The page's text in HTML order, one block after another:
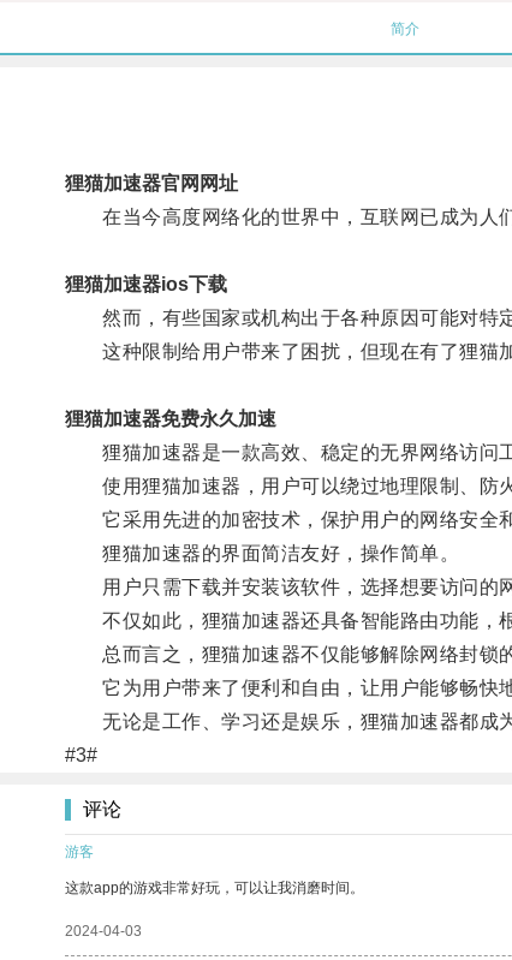
简介
狸猫加速器官网网址
在当今高度网络化的世界中，互联网已成为人们
狸猫加速器ios下载
然而，有些国家或机构出于各种原因可能对特
这种限制给用户带来了困扰，但现在有了狸猫加
狸猫加速器免费永久加速
狸猫加速器是一款高效、稳定的无界网络访问工
使用狸猫加速器，用户可以绕过地理限制、防
它采用先进的加密技术，保护用户的网络安全
狸猫加速器的界面简洁友好，操作简单。
用户只需下载并安装该软件，选择想要访问的
不仅如此，狸猫加速器还具备智能路由功能，
总而言之，狸猫加速器不仅能够解除网络封锁
它为用户带来了便利和自由，让用户能够畅快地
无论是工作、学习还是娱乐，狸猫加速器都成为
#3#
评论
游客
这款app的游戏非常好玩，可以让我消磨时间。
2024-04-03